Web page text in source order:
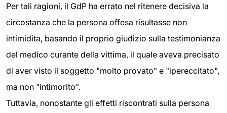
Per tali ragioni, il GdP ha errato nel ritenere decisiva la
circostanza che la persona offesa risultasse non
intimidita, basando il proprio giudizio sulla testimonianza
del medico curante della vittima, il quale aveva precisato
di aver visto il soggetto "molto provato" e "ipereccitato",
ma non "intimorito".
Tuttavia, nonostante gli effetti riscontrati sulla persona